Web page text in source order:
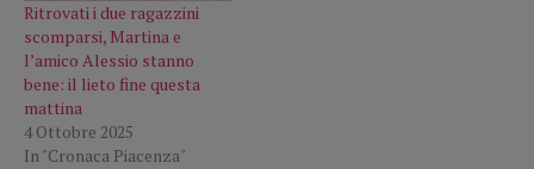
Ritrovati i due ragazzini
scomparsi, Martina e
l’amico Alessio stanno
bene: il lieto fine questa
mattina
4 Ottobre 2025
In "Cronaca Piacenza"